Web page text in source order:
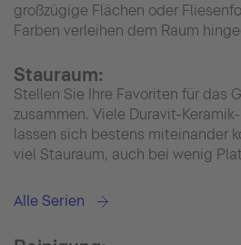
großzügige Flächen oder
Farben verleihen dem Raum
Stauraum:
Stellen Sie Ihre Favoriten für das
zusammen. Viele Duravit-
lassen sich bestens miteinander
viel Stauraum, auch bei wenig
Alle Serien